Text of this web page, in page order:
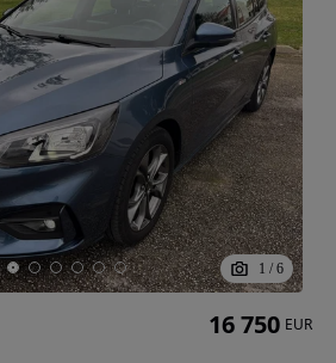
1 / 6
16 750 EUR